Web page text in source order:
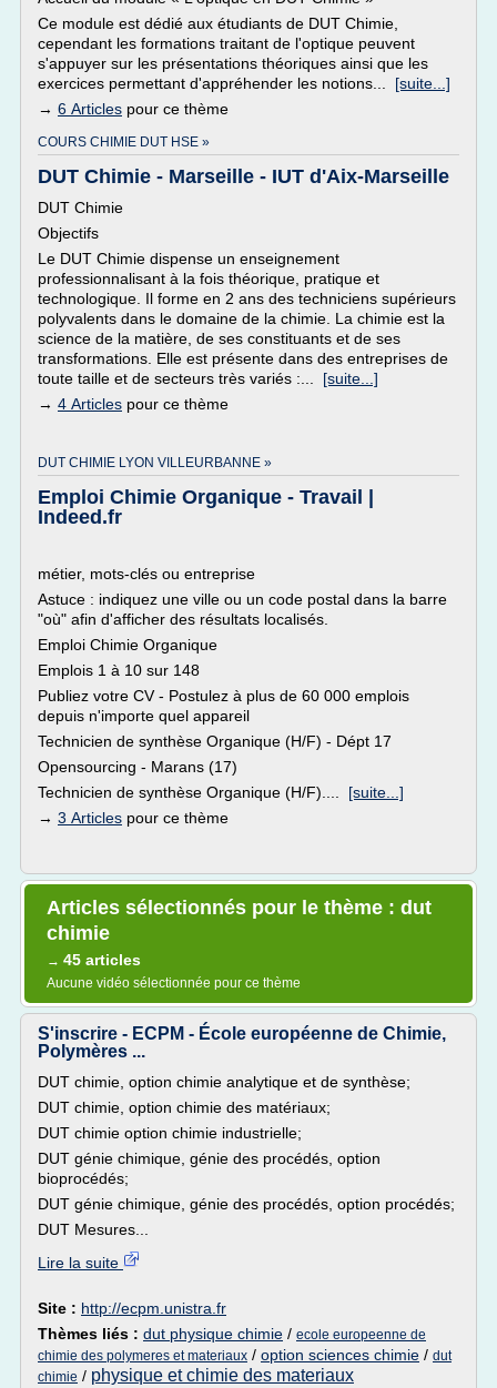
Ce module est dédié aux étudiants de DUT Chimie,
cependant les formations traitant de l'optique peuvent
s'appuyer sur les présentations théoriques ainsi que les
exercices permettant d'appréhender les notions... [suite...]
→ 6 Articles pour ce thème
COURS CHIMIE DUT HSE »
DUT Chimie - Marseille - IUT d'Aix-Marseille
DUT Chimie
Objectifs
Le DUT Chimie dispense un enseignement
professionnalisant à la fois théorique, pratique et
technologique. Il forme en 2 ans des techniciens supérieurs
polyvalents dans le domaine de la chimie. La chimie est la
science de la matière, de ses constituants et de ses
transformations. Elle est présente dans des entreprises de
toute taille et de secteurs très variés :... [suite...]
→ 4 Articles pour ce thème
DUT CHIMIE LYON VILLEURBANNE »
Emploi Chimie Organique - Travail |
Indeed.fr
métier, mots-clés ou entreprise
Astuce : indiquez une ville ou un code postal dans la barre
"où" afin d'afficher des résultats localisés.
Emploi Chimie Organique
Emplois 1 à 10 sur 148
Publiez votre CV - Postulez à plus de 60 000 emplois
depuis n'importe quel appareil
Technicien de synthèse Organique (H/F) - Dépt 17
Opensourcing - Marans (17)
Technicien de synthèse Organique (H/F).... [suite...]
→ 3 Articles pour ce thème
Articles sélectionnés pour le thème : dut
chimie
→ 45 articles
Aucune vidéo sélectionnée pour ce thème
S'inscrire - ECPM - École européenne de Chimie,
Polymères ...
DUT chimie, option chimie analytique et de synthèse;
DUT chimie, option chimie des matériaux;
DUT chimie option chimie industrielle;
DUT génie chimique, génie des procédés, option
bioprocédés;
DUT génie chimique, génie des procédés, option procédés;
DUT Mesures...
Lire la suite
Site : http://ecpm.unistra.fr
Thèmes liés : dut physique chimie / ecole europeenne de
chimie des polymeres et materiaux / option sciences chimie / dut
chimie / physique et chimie des materiaux